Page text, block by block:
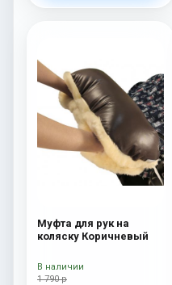
Муфта для рук на
коляску Коричневый
1 790 р
В наличии